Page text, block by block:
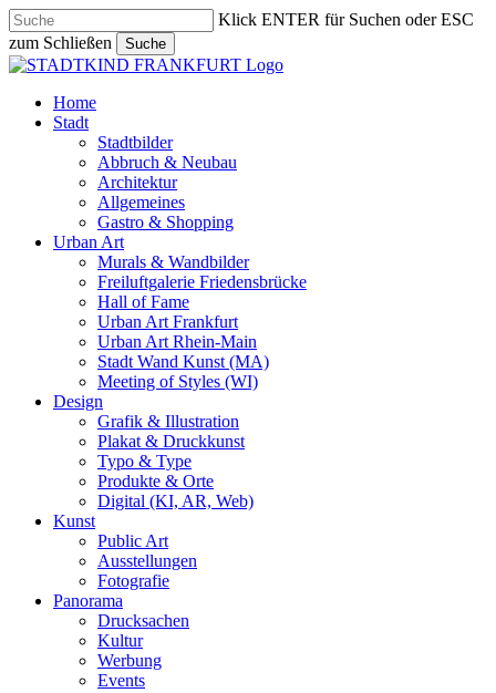
Skip
to
main
content
Klick ENTER für Suchen oder ESC
zum Schließen
Suche
Close
search
Menu
Home
Stadt
Stadtbilder
Abbruch & Neubau
Architektur
Allgemeines
Gastro & Shopping
Urban Art
Murals & Wandbilder
Freiluftgalerie Friedensbrücke
Hall of Fame
Urban Art Frankfurt
Urban Art Rhein-Main
Stadt Wand Kunst (MA)
Meeting of Styles (WI)
Design
Grafik & Illustration
Plakat & Druckkunst
Typo & Type
Produkte & Orte
Digital (KI, AR, Web)
Kunst
Public Art
Ausstellungen
Fotografie
Panorama
Drucksachen
Kultur
Werbung
Events